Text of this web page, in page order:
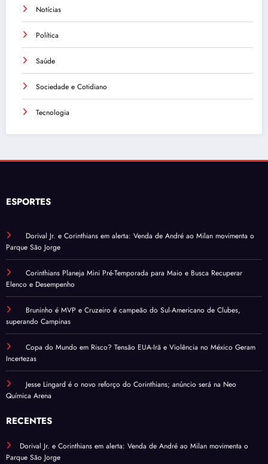
Notícias
Política
Saúde
Sociedade e Cotidiano
Tecnologia
ESPORTES
Dorival Jr. e Corinthians em alerta: Venda de André ao Milan movimenta o
Parque São Jorge
Corinthians Planeja Mini Pré-Temporada para Maio e Busca Recuperar
Elenco e Desempenho
Bruninho é MVP e Cruzeiro é campeão do Sul-Americano de Clubes,
superando Campinas
Copa do Mundo em Risco? Tensão EUA-Irã e Violência no México Geram
Incertezas
Jesse Lingard é o novo reforço do Corinthians; anúncio será na Neo
Química Arena
RECENTES
Dorival Jr. e Corinthians em alerta: Venda de André ao Milan movimenta o
Parque São Jorge